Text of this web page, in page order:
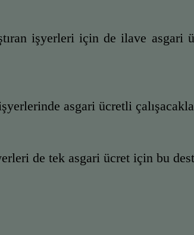
işyerleri için de ilave
işyerlerinde asgari ücretli
de tek asgari ücret için bu